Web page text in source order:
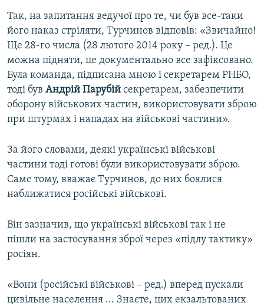
Так, на запитання ведучої про те, чи був все-таки
його наказ стріляти, Турчинов відповів: «Звичайно!
Ще 28-го числа (28 лютого 2014 року – ред.). Це
можна підняти, це документально все зафіксовано.
Була команда, підписана мною і секретарем РНБО,
тоді був Андрій Парубій секретарем, забезпечити
оборону військових частин, використовувати зброю
при штурмах і нападах на військові частини».
За його словами, деякі українські військові
частини тоді готові були використовувати зброю.
Саме тому, вважає Турчинов, до них боялися
наближатися російські військові.
Він зазначив, що українські військові так і не
пішли на застосування зброї через «підлу тактику»
росіян.
«Вони (російські військові – ред.) вперед пускали
цивільне населення ... Знаєте, цих екзальтованих